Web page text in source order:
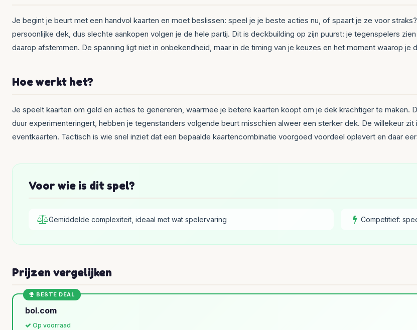
Je begint je beurt met een handvol kaarten en moet beslissen: speel je je beste acties nu, of spaart je ze voor
persoonlijke dek, dus slechte aankopen volgen je de hele partij. Dit is deckbuilding op zijn puurst: je tegenspelers
daarop afstemmen. De spanning ligt niet in onbekendheid, maar in de timing van je keuzes en het moment waarop je
Hoe werkt het?
Je speelt kaarten om geld en acties te genereren, waarmee je betere kaarten koopt om je dek krachtiger te maken.
duur experimenteringert, hebben je tegenstanders volgende beurt misschien alweer een sterker dek. De willekeur
eventkaarten. Tactisch is wie snel inziet dat een bepaalde kaartencombinatie voorgoed voordeel oplevert en daar
Voor wie is dit spel?
Gemiddelde complexiteit, ideaal met wat spelervaring Competitief:
Prijzen vergelijken
BESTE DEAL
bol.com
Op voorraad